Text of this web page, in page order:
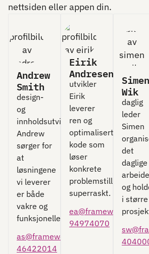
nettsiden eller appen din.
Andrew
Smith
design-
og
innholdsutvikler
Andrew
sørger for
at
løsningene
vi leverer
er både
vakre og
funksjonelle.
as@frameworks.no
46422014
Eirik
Andresen
utvikler
Eirik
leverer
ren og
optimalisert
kode som
løser
konkrete
problemstillinger
superraskt.
ea@frameworks.no
94974070
Simen
Wik
daglig
leder
Simen
det
daglige
og
i større